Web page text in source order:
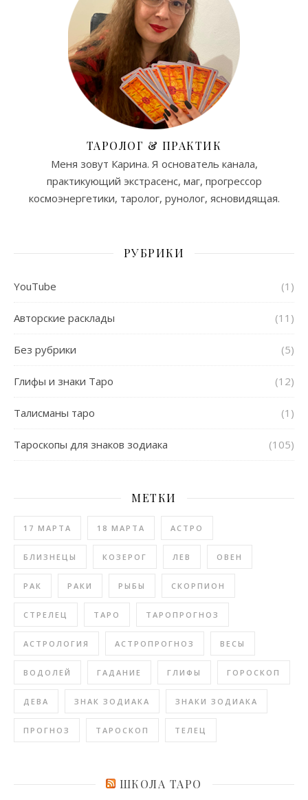
ТАРОЛОГ & ПРАКТИК
Меня зовут Карина. Я основатель канала,
практикующий экстрасенс, маг, прогрессор
космоэнергетики, таролог, рунолог, ясновидящая.
РУБРИКИ
YouTube (1)
Авторские расклады (11)
Без рубрики (5)
Глифы и знаки Таро (12)
Талисманы таро (1)
Тароскопы для знаков зодиака (105)
МЕТКИ
17 МАРТА 18 МАРТА АСТРО
БЛИЗНЕЦЫ КОЗЕРОГ ЛЕВ ОВЕН
РАК РАКИ РЫБЫ СКОРПИОН
СТРЕЛЕЦ ТАРО ТАРОПРОГНОЗ
АСТРОЛОГИЯ АСТРОПРОГНОЗ ВЕСЫ
ВОДОЛЕЙ ГАДАНИЕ ГЛИФЫ ГОРОСКОП
ДЕВА ЗНАК ЗОДИАКА ЗНАКИ ЗОДИАКА
ПРОГНОЗ ТАРОСКОП ТЕЛЕЦ
ШКОЛА ТАРО